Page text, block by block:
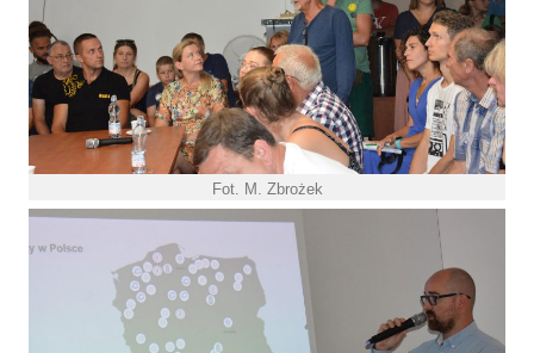
Fot. M. Zbrożek